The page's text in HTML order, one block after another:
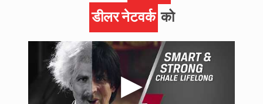
डीलर नेटवर्क को